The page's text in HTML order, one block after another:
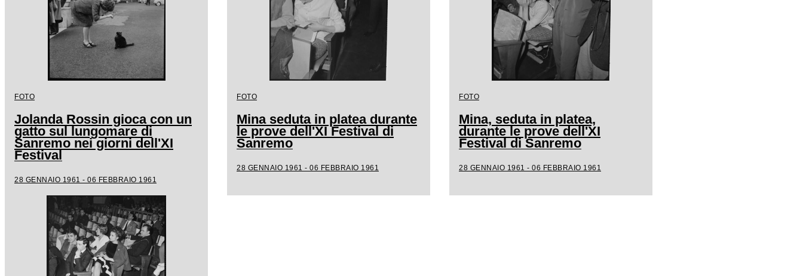
FOTO
Jolanda Rossin gioca con un
gatto sul lungomare di
Sanremo nei giorni dell'XI
Festival
28 GENNAIO 1961 - 06 FEBBRAIO 1961
FOTO
Mina seduta in platea durante
le prove dell'XI Festival di
Sanremo
28 GENNAIO 1961 - 06 FEBBRAIO 1961
FOTO
Mina, seduta in platea,
durante le prove dell'XI
Festival di Sanremo
28 GENNAIO 1961 - 06 FEBBRAIO 1961